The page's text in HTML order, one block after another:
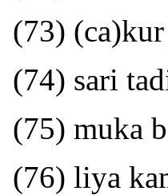
(73)
(74) sari
(75) muka
(76) liya